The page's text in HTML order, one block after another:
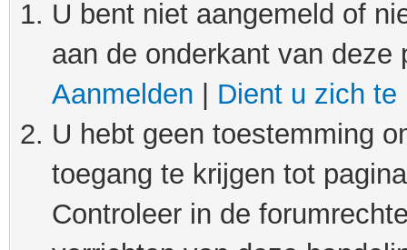
U bent niet aangemeld of
aan de onderkant van
Aanmelden
Dient u zich te
U hebt geen toestemming
toegang te krijgen tot
Controleer in de